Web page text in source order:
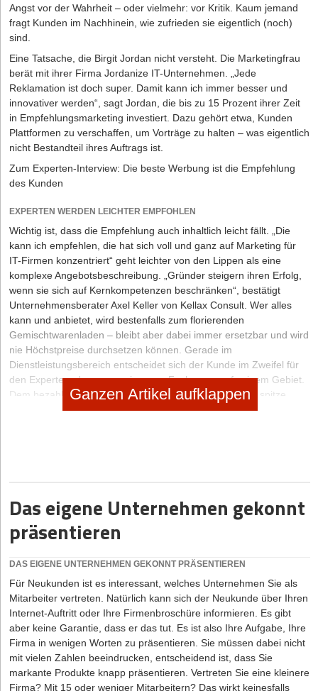
Angst vor der Wahrheit – oder vielmehr: vor Kritik. Kaum jemand
fragt Kunden im Nachhinein, wie zufrieden sie eigentlich (noch)
sind.
Eine Tatsache, die Birgit Jordan nicht versteht. Die Marketingfrau
berät mit ihrer Firma Jordanize IT-Unternehmen. „Jede
Reklamation ist doch super. Damit kann ich immer besser und
innovativer werden“, sagt Jordan, die bis zu 15 Prozent ihrer Zeit
in Empfehlungsmarketing investiert. Dazu gehört etwa, Kunden
Plattformen zu verschaffen, um Vorträge zu halten – was eigentlich
nicht Bestandteil ihres Auftrags ist.
Zum Experten-Interview: Die beste Werbung ist die Empfehlung
des Kunden
EXPERTEN WERDEN LEICHTER EMPFOHLEN
Wichtig ist, dass die Empfehlung auch inhaltlich leicht fällt. „Die
kann ich empfehlen, die hat sich voll und ganz auf Marketing für
IT-Firmen konzentriert“ geht leichter von den Lippen als eine
komplexe Angebotsbeschreibung. „Gründer steigern ihren Erfolg,
wenn sie sich auf Kernkompetenzen beschränken“, bestätigt
Unternehmensberater Axel Keller von Kellax Consult. Wer alles
kann und anbietet, wird bestenfalls zum florierenden
Gemischtwarenladen – bleibt aber dabei immer ersetzbar und wird
nie Höchstpreise durchsetzen können. Gerade im
Dienstleistungsbereich entscheidet sich der Kunde im Zweifel für
den Experten, den ausgewiesenen Fachmann auf seinem Gebiet.
Dem bezahlt er auch viel Geld. Deshalb dient eine sehr spitze
Position auf dem Markt letztlich auch der Gewinnoptimierung.
Teilnehmern das Jonglieren bei – „vermutlich bin ich damit in ganz
Deutschland die Einzige“. Das Jonglieren mit zwei Bällen könne
jeder in nur zehn Minuten lernen – was im ersten Moment kaum
zunächst nicht für möglich gehalten haben“, sagt Kimich. Das setzt
Kräfte frei, entfesselt Bremsen und motiviert auf eine nie gekannte
Art und Weise. Und so was spricht sich einfach rum – fast von
selbst.
Seite 2 von 2
Aus Empfehlung gut
Jede falsche Empfehlung ist ein Bumerang
Ganzen Artikel aufklappen
Das eigene Unternehmen gekonnt
präsentieren
DAS EIGENE UNTERNEHMEN GEKONNT PRÄSENTIEREN
Für Neukunden ist es interessant, welches Unternehmen Sie als
Mitarbeiter vertreten. Natürlich kann sich der Neukunde über Ihren
Internet-Auftritt oder Ihre Firmenbroschüre informieren. Es gibt
aber keine Garantie, dass er das tut. Es ist also Ihre Aufgabe, Ihre
Firma in wenigen Worten zu präsentieren. Sie müssen dabei nicht
mit vielen Zahlen beeindrucken, entscheidend ist, dass Sie
markante Produkte knapp präsentieren. Vertreten Sie eine kleinere
Firma? Mit 15 oder weniger Mitarbeitern? Das wirkt keinesfalls